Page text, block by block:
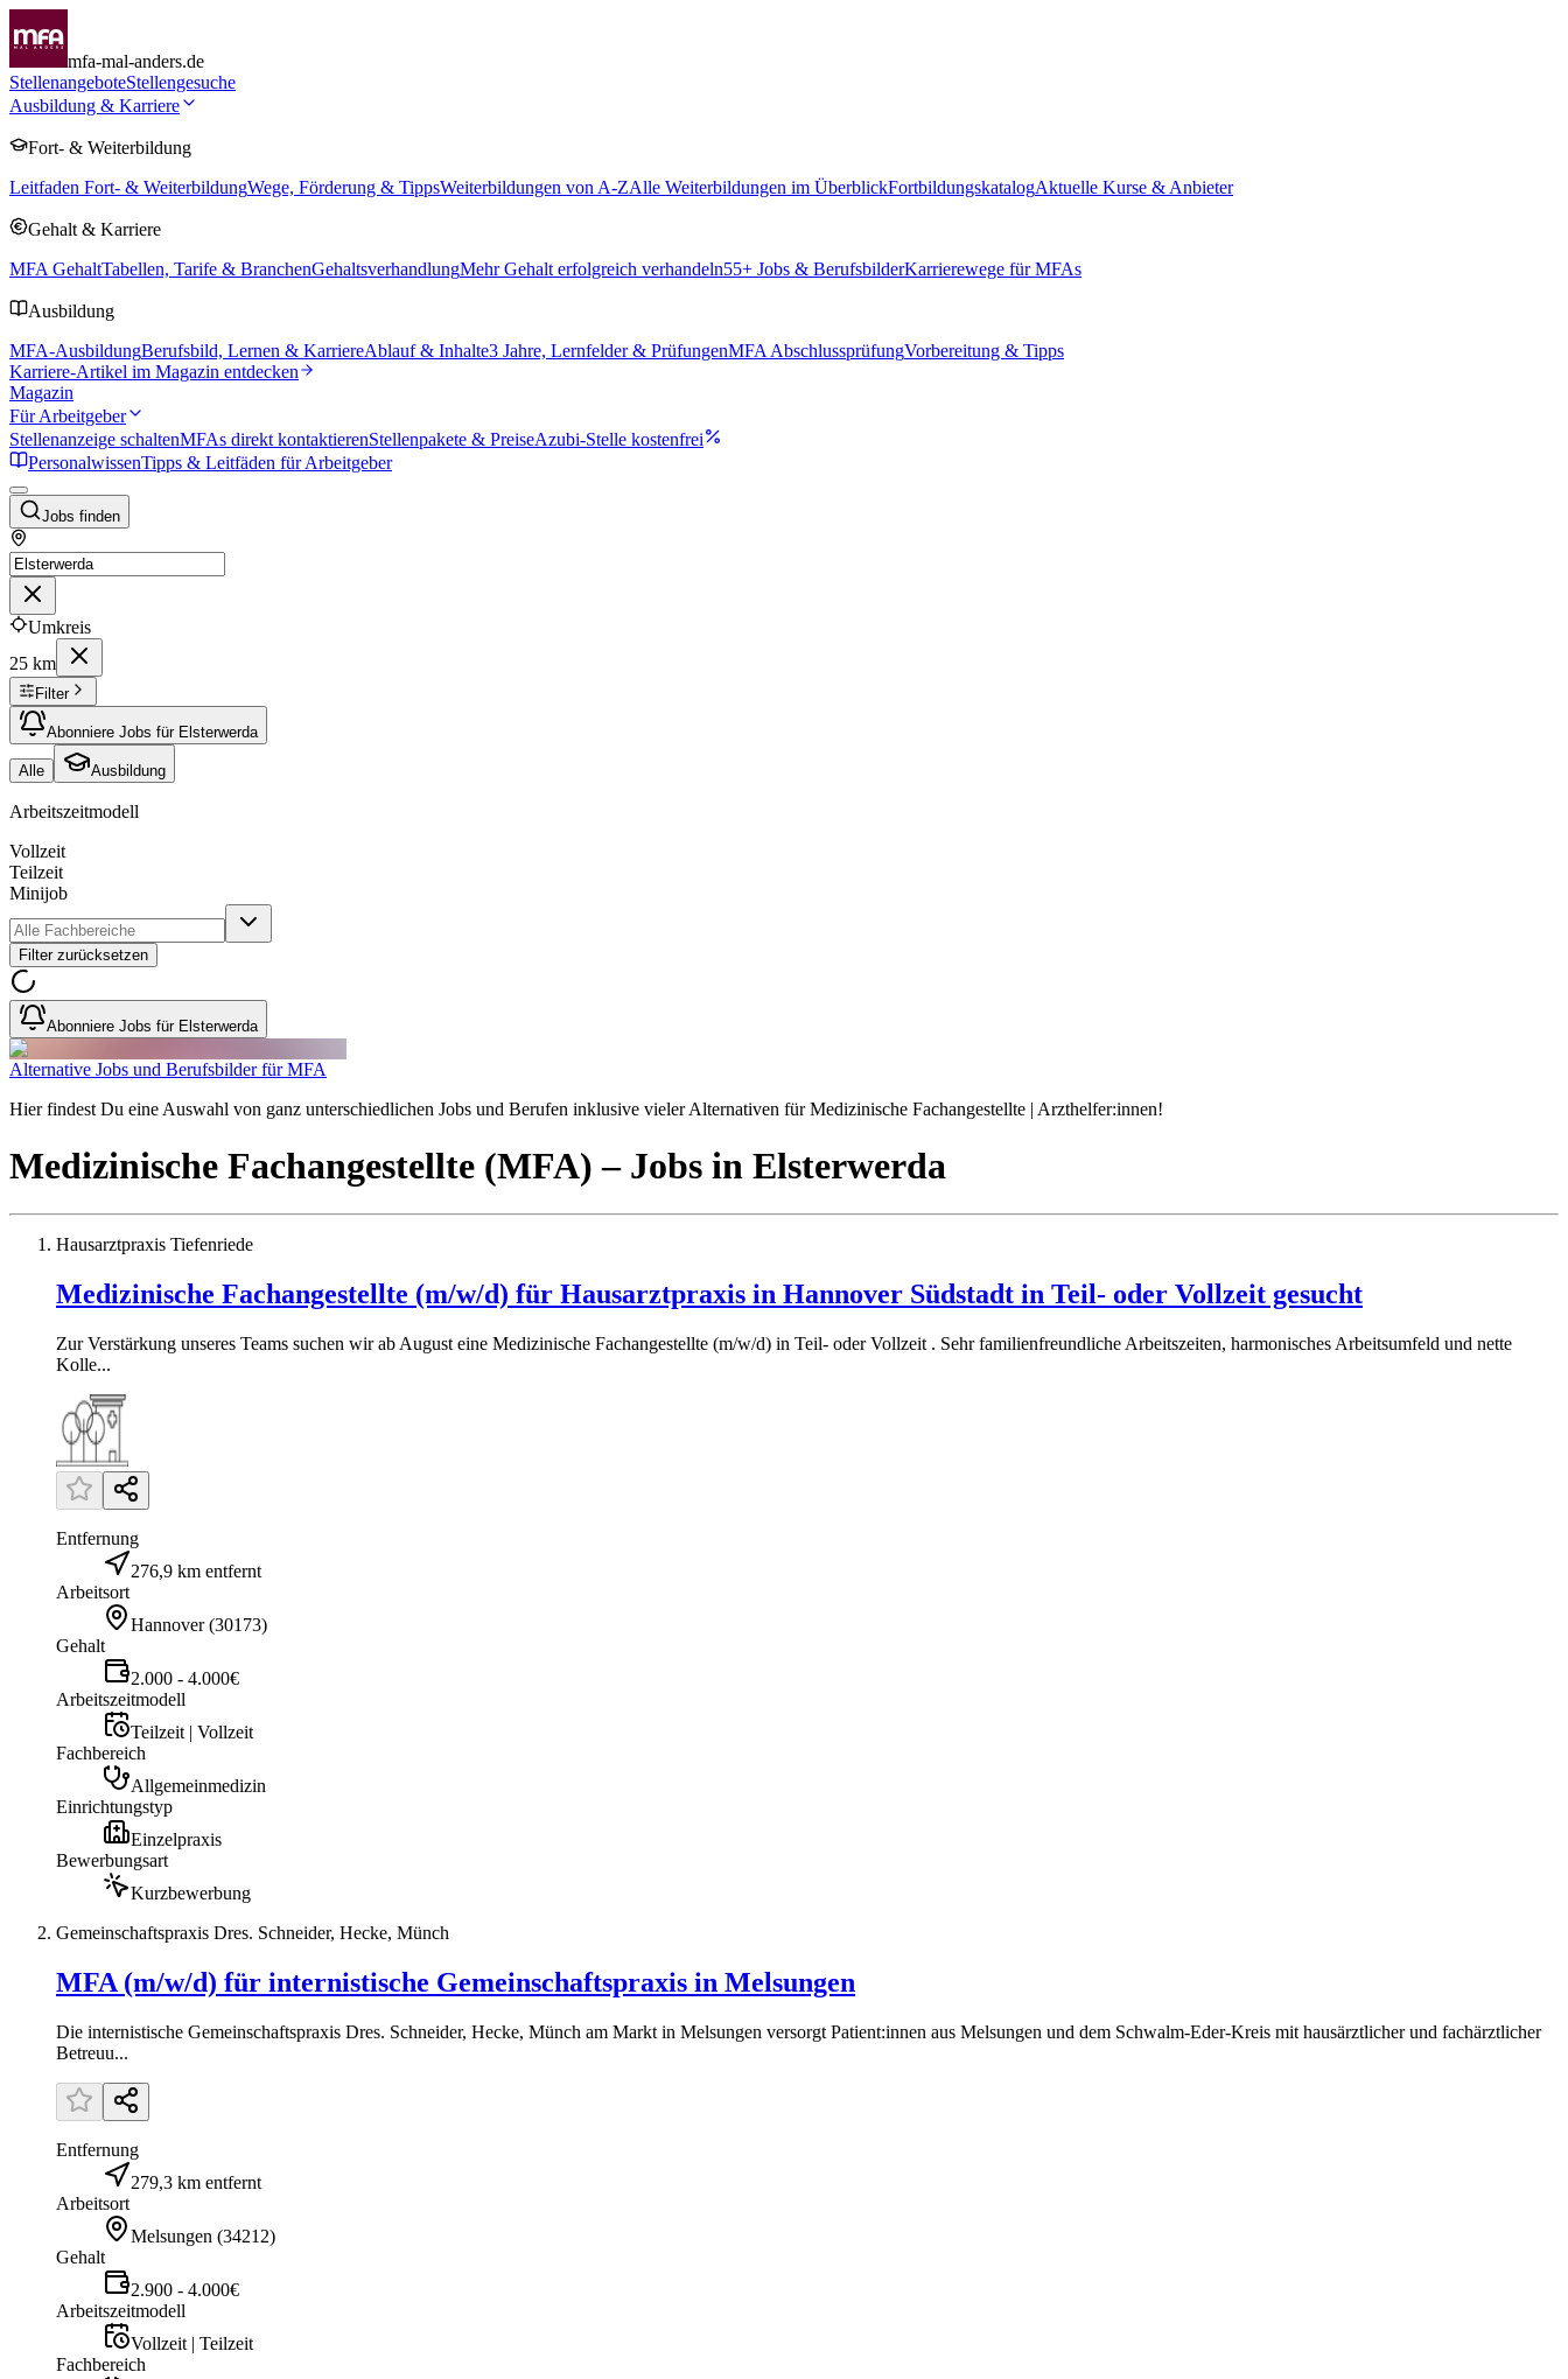
mfa-mal-anders.de
StellenangeboteStellengesuche
Ausbildung & Karriere
Fort- & Weiterbildung
Leitfaden Fort- & WeiterbildungWege, Förderung & TippsWeiterbildungen von A-ZAlle Weiterbildungen im ÜberblickFortbildungskatalogAktuelle Kurse & Anbieter
Gehalt & Karriere
MFA GehaltTabellen, Tarife & BranchenGehaltsverhandlungMehr Gehalt erfolgreich verhandeln55+ Jobs & BerufsbilderKarrierewege für MFAs
Ausbildung
MFA-AusbildungBerufsbild, Lernen & KarriereAblauf & Inhalte3 Jahre, Lernfelder & PrüfungenMFA AbschlussprüfungVorbereitung & Tipps
Karriere-Artikel im Magazin entdecken
Magazin
Für Arbeitgeber
Stellenanzeige schaltenMFAs direkt kontaktierenStellenpakete & PreiseAzubi-Stelle kostenfrei
PersonalwissenTipps & Leitfäden für Arbeitgeber
Jobs finden
Umkreis
25 km
Filter
Abonniere Jobs für Elsterwerda
Alle Ausbildung
Arbeitszeitmodell
Vollzeit
Teilzeit
Minijob
Filter zurücksetzen
Abonniere Jobs für Elsterwerda
Alternative Jobs und Berufsbilder für MFA
Hier findest Du eine Auswahl von ganz unterschiedlichen Jobs und Berufen inklusive vieler Alternativen für Medizinische Fachangestellte | Arzthelfer:innen!
Medizinische Fachangestellte (MFA) – Jobs in Elsterwerda
Hausarztpraxis Tiefenriede
Medizinische Fachangestellte (m/w/d) für Hausarztpraxis in Hannover Südstadt in Teil- oder Vollzeit gesucht
Zur Verstärkung unseres Teams suchen wir ab August eine Medizinische Fachangestellte (m/w/d) in Teil- oder Vollzeit . Sehr familienfreundliche Arbeitszeiten, harmonisches Arbeitsumfeld und nette
Kolle...
Entfernung
276,9 km entfernt
Arbeitsort
Hannover (30173)
Gehalt
2.000 - 4.000€
Arbeitszeitmodell
Teilzeit | Vollzeit
Fachbereich
Allgemeinmedizin
Einrichtungstyp
Einzelpraxis
Bewerbungsart
Kurzbewerbung
Gemeinschaftspraxis Dres. Schneider, Hecke, Münch
MFA (m/w/d) für internistische Gemeinschaftspraxis in Melsungen
Die internistische Gemeinschaftspraxis Dres. Schneider, Hecke, Münch am Markt in Melsungen versorgt Patient:innen aus Melsungen und dem Schwalm-Eder-Kreis mit hausärztlicher und fachärztlicher
Betreuu...
Entfernung
279,3 km entfernt
Arbeitsort
Melsungen (34212)
Gehalt
2.900 - 4.000€
Arbeitszeitmodell
Vollzeit | Teilzeit
Fachbereich